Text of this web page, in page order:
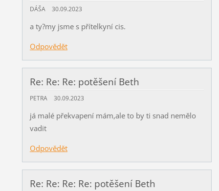
DÁŠA 30.09.2023
a ty?my jsme s přítelkyní cis.
Odpovědět
Re: Re: Re: potěšení Beth
PETRA 30.09.2023
já malé překvapení mám,ale to by ti snad nemělo
vadit
Odpovědět
Re: Re: Re: Re: potěšení Beth